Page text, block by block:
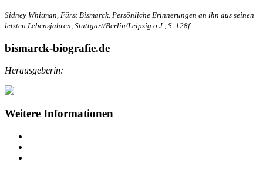
Sidney Whitman, Fürst Bismarck. Persönliche Erinnerungen an ihn aus seinen
letzten Lebensjahren, Stuttgart/Berlin/Leipzig o.J., S. 128f.
bismarck-biografie.de
Herausgeberin:
Weitere Informationen